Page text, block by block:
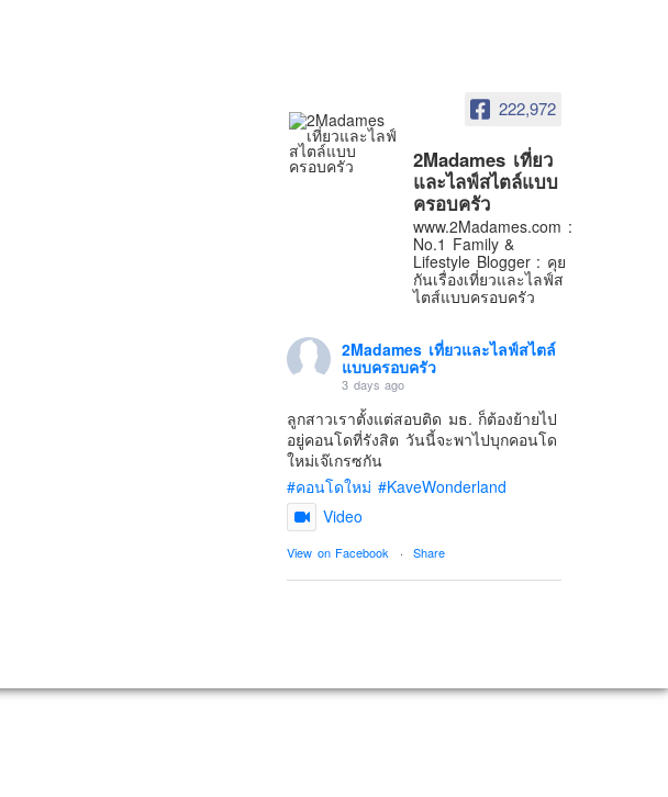
222,972
2Madames เที่ยว
และไลฟ์สไตล์แบบ
ครอบครัว
www.2Madames.com :
No.1 Family &
Lifestyle Blogger : คุย
กันเรื่องเที่ยวและไลฟ์ส
ไตส์แบบครอบครัว
2Madames เที่ยวและไลฟ์สไตล์
แบบครอบครัว
3 days ago
ลูกสาวเราตั้งแต่สอบติด มธ. ก็ต้องย้ายไป
อยู่คอนโดที่รังสิต วันนี้จะพาไปบุกคอนโด
ใหม่เจ๊เกรซกัน
#คอนโดใหม่ #KaveWonderland
Video
View on Facebook · Share
ดิสนี่ย์แลนด์ไม่ปิดไม่กลับ